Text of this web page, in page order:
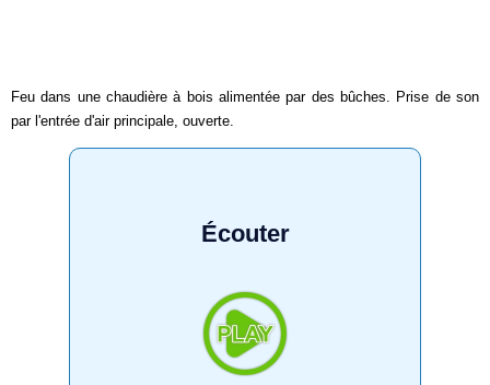
Feu dans une chaudière à bois alimentée par des bûches. Prise de son
par l'entrée d'air principale, ouverte.
Écouter